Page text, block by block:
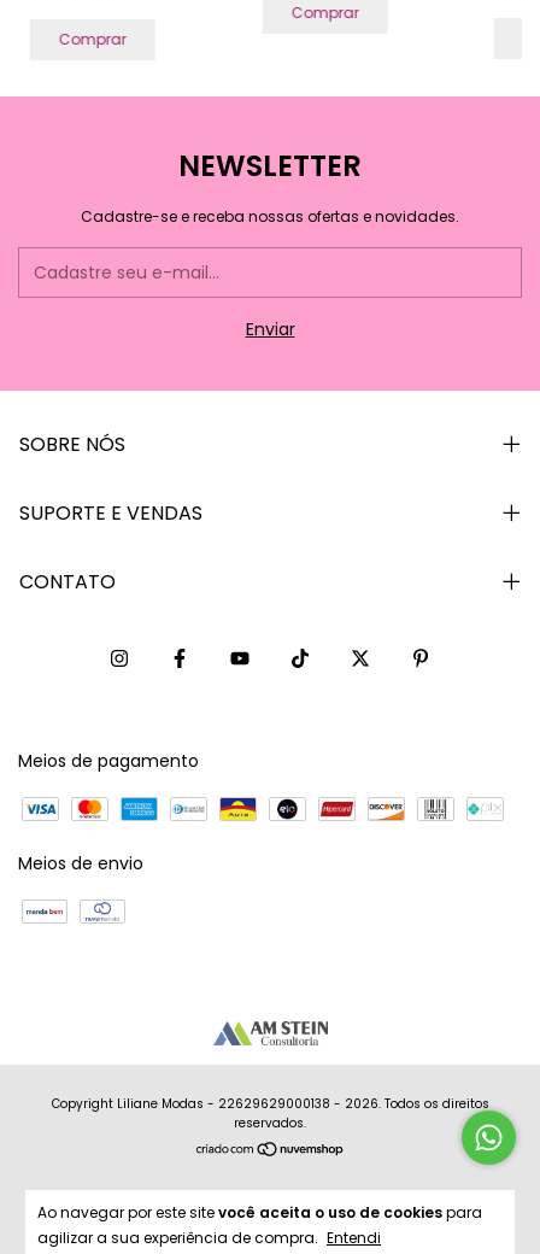
Ao navegar por este sitevocê aceita o uso de cookiespara
agilizar a sua experiência de compra. Entendi
Comprar
Comprar
NEWSLETTER
Cadastre-se e receba nossas ofertas e novidades.
SOBRE NÓS
SUPORTE E VENDAS
CONTATO
Meios de pagamento
Meios de envio
Copyright Liliane Modas - 22629629000138 - 2026. Todos os direitos
reservados.